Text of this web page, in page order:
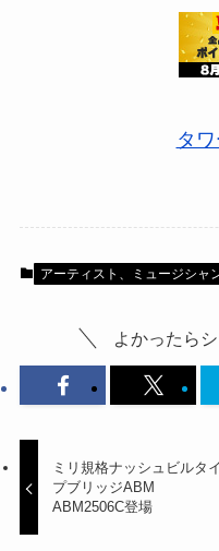
タ
アーティスト、ミュージシャ
よかったら
ミリ規格ナッシュビルタイ
プブリッジABM
ABM2506C登場